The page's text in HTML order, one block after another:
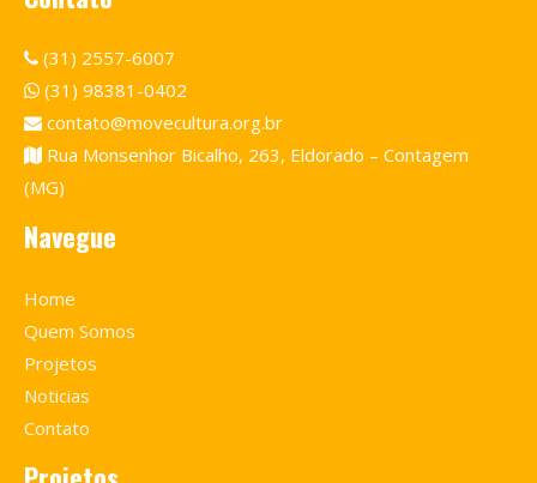
(31) 2557-6007
(31) 98381-0402
contato@movecultura.org.br
Rua Monsenhor Bicalho, 263, Eldorado – Contagem
(MG)
Navegue
Home
Quem Somos
Projetos
Noticias
Contato